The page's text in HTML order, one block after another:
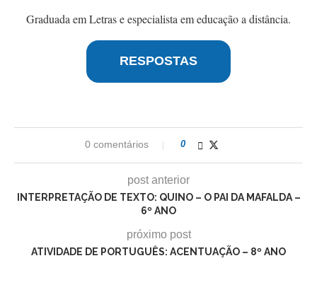
Graduada em Letras e especialista em educação a distância.
RESPOSTAS
0 comentários 0
post anterior
INTERPRETAÇÃO DE TEXTO: QUINO – O PAI DA MAFALDA –
6º ANO
próximo post
ATIVIDADE DE PORTUGUÊS: ACENTUAÇÃO – 8º ANO